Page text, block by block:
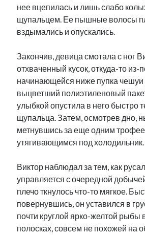
нее вцепилась и лишь слабо
щупальцем. Ее пышные волосы
вздымались и опускались.
Закончив, девица смотала с ног
отхваченный кусок, откуда-то из-
начинающейся ниже пупка чешуи
выцветший полиэтиленовый
улыбкой опустила в него быстро
щупальца. Затем, осмотрев дно,
метнувшись за еще одним
утягивающимся под холодильник.
Виктор наблюдал за тем, как
управляется с очередной
плечо ткнулось что-то мягкое.
повернувшись, он уставился в
почти круглой ярко-желтой рыбы
полосках, совсем не похожей на